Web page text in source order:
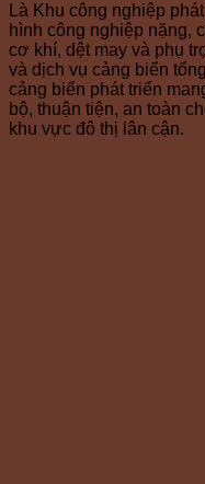
Là Khu công nghiệp
hình công nghiệp nặng,
cơ khí, dệt may và phụ
và dịch vụ cảng biển
cảng biển phát triển
bộ, thuận tiện, an toàn
khu vực đô thị lân cận.